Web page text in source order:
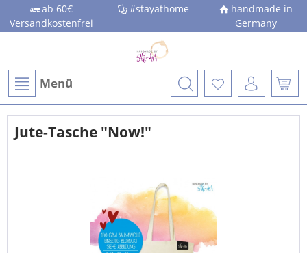
ab 60€
Versandkostenfrei
#stayathome
handmade in
Germany
Menü
Jute-Tasche "Now!"